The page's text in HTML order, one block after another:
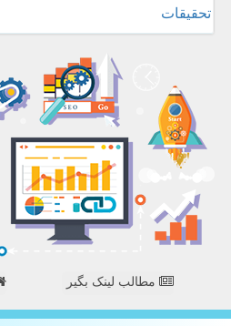
تحقیقات
مطالب لینک بگیر